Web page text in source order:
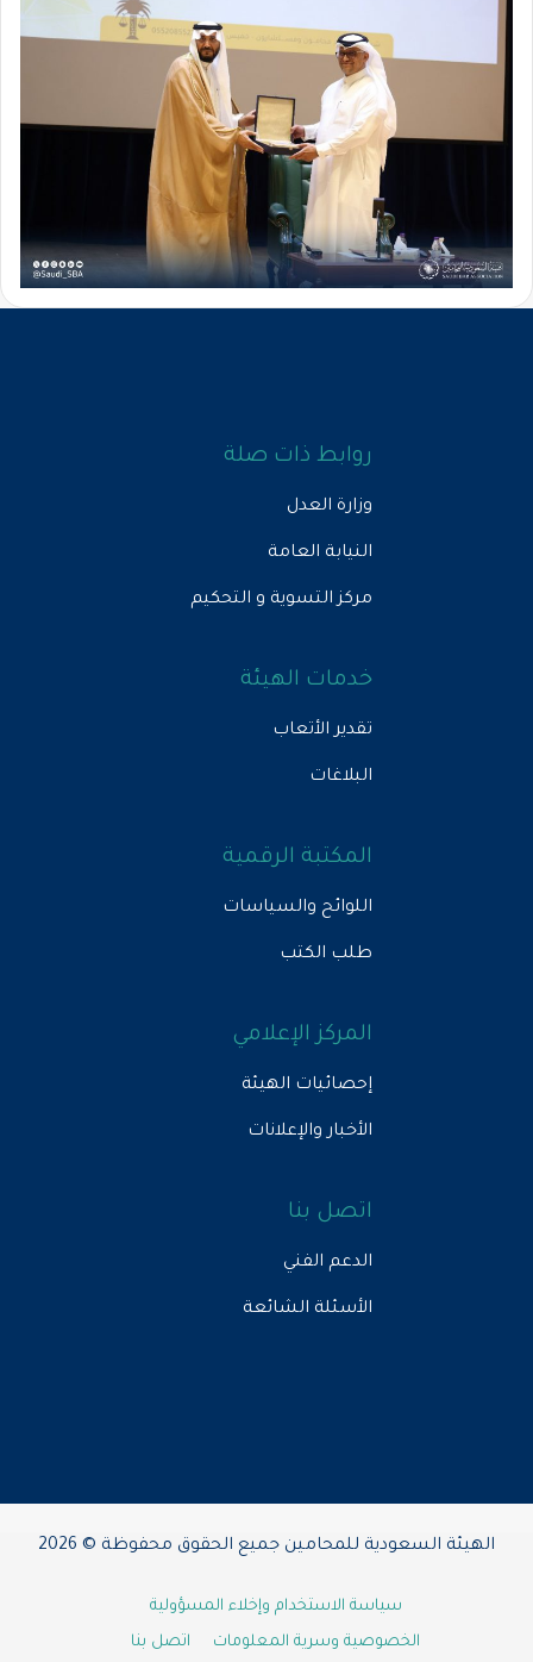
روابط ذات صلة
وزارة العدل
النيابة العامة
مركز التسوية و التحكيم
خدمات الهيئة
تقدير الأتعاب
البلاغات
المكتبة الرقمية
اللوائح والسياسات
طلب الكتب
المركز الإعلامي
إحصائيات الهيئة
الأخبار والإعلانات
اتصل بنا
الدعم الفني
الأسئلة الشائعة
الهيئة السعودية للمحامين جميع الحقوق محفوظة © 2026
سياسة الاستخدام وإخلاء المسؤولية
الخصوصية وسرية المعلومات
اتصل بنا